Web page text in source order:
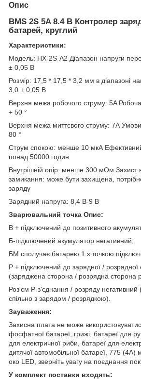
Опис
BMS 2S 5A 8.4 В Контролер
батарей, круглий
Характеристики:
Модель: HX-2S-A2 Діапазон напруги
± 0,05 В
Розмір: 17,5 * 17,5 * 3,2 мм в діапазоні
3,0 ± 0,05 В
Верхня межа робочого струму: 5A
+ 50 °
Верхня межа миттєвого струму: 7А
80 °
Струм спокою: менше 10 мкА
понад 50000 годин
Внутрішній опір: менше 300 мОм Захист
замикання: може бути захищена,
заряду
Зарядний напруга: 8,4 В-9 В
Зварювальний точка Опис:
B + підключений до позитивного
Б-підключений акумулятор негативний;
БМ сполучає батарею 1 з точкою
P + підключений до зарядної / розрядної
(заряджена сторона / розрядна сторона
Роз'єм P-з'єднання / розряду негативний
спільно з зарядом / розрядкою).
Зауваження:
Захисна плата не може
фосфатної батареї, грижі, батареї для
для електричної риби, батареї для
дитячої автомобільної батареї, 775
око LED, зверніть увагу на поєднання
У комплект поставки входять: